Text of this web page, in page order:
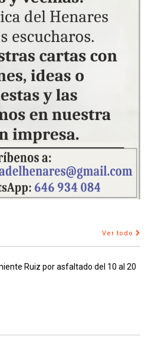
Ver todo
Ruiz por asfaltado del 10 al 20